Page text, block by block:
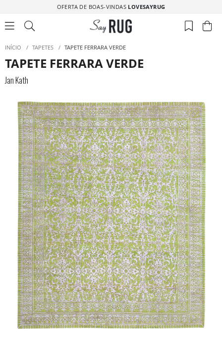
OFERTA DE BOAS-VINDAS LOVESAYRUG
INÍCIO / TAPETES / TAPETE FERRARA VERDE
TAPETE FERRARA VERDE
Jan Kath